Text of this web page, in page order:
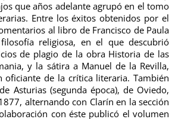
que años adelante agrupó en el tomo
Entre los éxitos obtenidos por el
al libro de Francisco de Paula
religiosa, en el que descubrió
de plagio de la obra Historia de las
y la sátira a Manuel de la Revilla,
oficiante de la crítica literaria. También
Asturias (segunda época), de Oviedo,
alternando con Clarín en la sección
con éste publicó el volumen